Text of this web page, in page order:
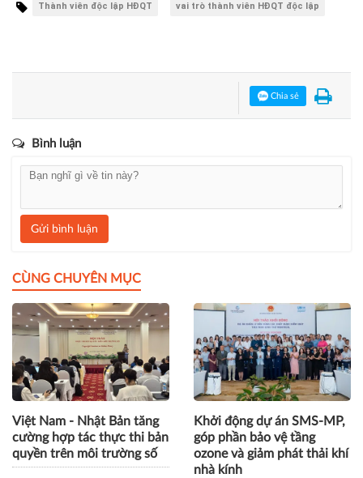
Thành viên độc lập HĐQT vai trò thành viên HĐQT độc lập
Chia sẻ
Bình luận
Gửi bình luận
CÙNG CHUYÊN MỤC
Việt Nam - Nhật Bản tăng
cường hợp tác thực thi bản
quyền trên môi trường số
Khởi động dự án SMS-MP,
góp phần bảo vệ tầng
ozone và giảm phát thải khí
nhà kính